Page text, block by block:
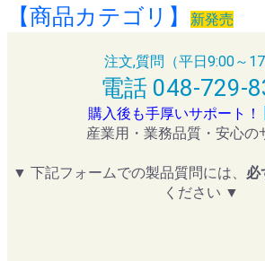
【商品カテゴリ】 新発売
注文,質問（平日9:00～
電話 048-729-
購入後も手厚いサポート！
産業用・業務品質・安心の
▼ 下記フォームでの製品質問には、 必
ください ▼